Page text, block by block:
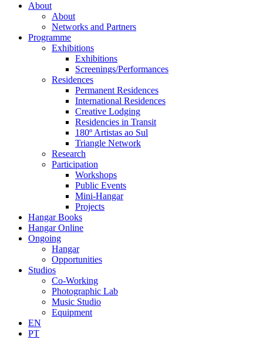
About
About
Networks and Partners
Programme
Exhibitions
Exhibitions
Screenings/Performances
Residences
Permanent Residences
International Residences
Creative Lodging
Residencies in Transit
180º Artistas ao Sul
Triangle Network
Research
Participation
Workshops
Public Events
Mini-Hangar
Projects
Hangar Books
Hangar Online
Ongoing
Hangar
Opportunities
Studios
Co-Working
Photographic Lab
Music Studio
Equipment
EN
PT